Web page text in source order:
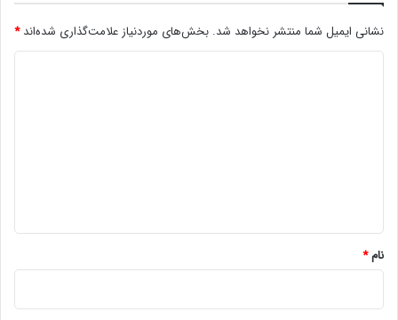
نشانی ایمیل شما منتشر نخواهد شد. بخش‌های موردنیاز علامت‌گذاری شده‌اند*
نام*